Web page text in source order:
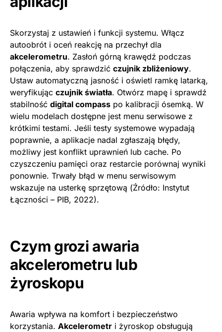
Skorzystaj z ustawień i funkcji systemu. Włącz
autoobrót i oceń reakcję na przechył dla
akcelerometru. Zasłoń górną krawędź podczas
połączenia, aby sprawdzić czujnik zbliżeniowy.
Ustaw automatyczną jasność i oświetl ramkę latarką,
weryfikując czujnik światła. Otwórz mapę i sprawdź
stabilność digital compass po kalibracji ósemką. W
wielu modelach dostępne jest menu serwisowe z
krótkimi testami. Jeśli testy systemowe wypadają
poprawnie, a aplikacje nadal zgłaszają błędy,
możliwy jest konflikt uprawnień lub cache. Po
czyszczeniu pamięci oraz restarcie porównaj wyniki
ponownie. Trwały błąd w menu serwisowym
wskazuje na usterkę sprzętową (Źródło: Instytut
Łączności – PIB, 2022).
Czym grozi awaria
akcelerometru lub
żyroskopu
Awaria wpływa na komfort i bezpieczeństwo
korzystania. Akcelerometr i żyroskop obsługują